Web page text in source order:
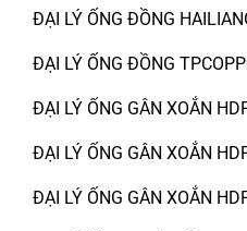
ĐẠI LÝ ỐNG ĐỒNG
ĐẠI LÝ ỐNG ĐỒNG
ĐẠI LÝ ỐNG GÂN XOẮN
ĐẠI LÝ ỐNG GÂN XOẮN
ĐẠI LÝ ỐNG GÂN XOẮN